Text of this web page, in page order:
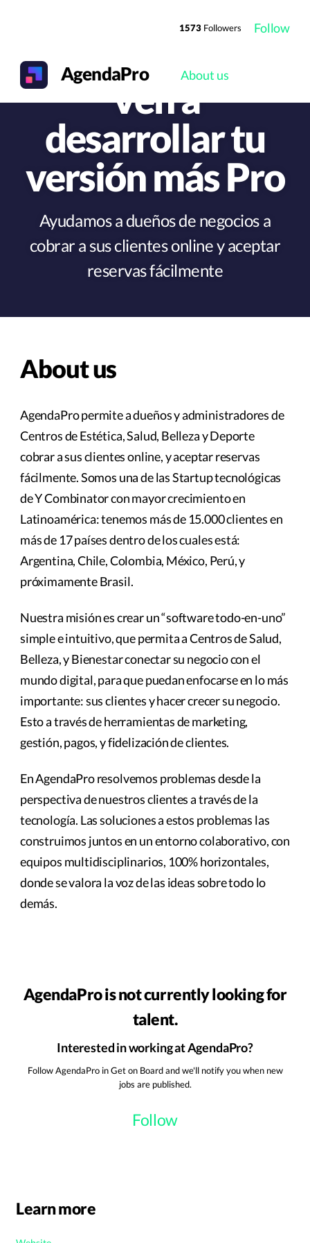
1573 Followers Follow
AgendaPro About us
Ven a
desarrollar tu
versión más Pro
Ayudamos a dueños de negocios a
cobrar a sus clientes online y aceptar
reservas fácilmente
About us
AgendaPro permite a dueños y administradores de
Centros de Estética, Salud, Belleza y Deporte
cobrar a sus clientes online, y aceptar reservas
fácilmente. Somos una de las Startup tecnológicas
de Y Combinator con mayor crecimiento en
Latinoamérica: tenemos más de 15.000 clientes en
más de 17 países dentro de los cuales está:
Argentina, Chile, Colombia, México, Perú, y
próximamente Brasil.
Nuestra misión es crear un “software todo-en-uno”
simple e intuitivo, que permita a Centros de Salud,
Belleza, y Bienestar conectar su negocio con el
mundo digital, para que puedan enfocarse en lo más
importante: sus clientes y hacer crecer su negocio.
Esto a través de herramientas de marketing,
gestión, pagos, y fidelización de clientes.
En AgendaPro resolvemos problemas desde la
perspectiva de nuestros clientes a través de la
tecnología. Las soluciones a estos problemas las
construimos juntos en un entorno colaborativo, con
equipos multidisciplinarios, 100% horizontales,
donde se valora la voz de las ideas sobre todo lo
demás.
AgendaPro is not currently looking for
talent.
Interested in working at AgendaPro?
Follow AgendaPro in Get on Board and we'll notify you when new
jobs are published.
Follow
Learn more